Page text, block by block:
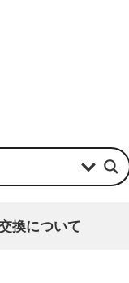
換について